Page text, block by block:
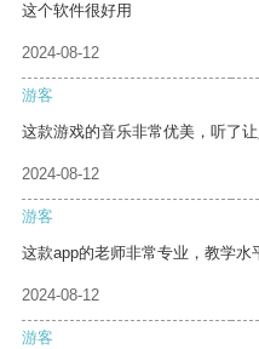
这个软件很好用
2024-08-12
游客
这款游戏的音乐非常优美，听了让
2024-08-12
游客
这款app的老师非常专业，教学水
2024-08-12
游客